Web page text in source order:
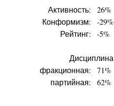
Активность:
26%
Конформизм:
-29%
Рейтинг:
-5%
Дисциплина
фракционная:
71%
партийная:
62%